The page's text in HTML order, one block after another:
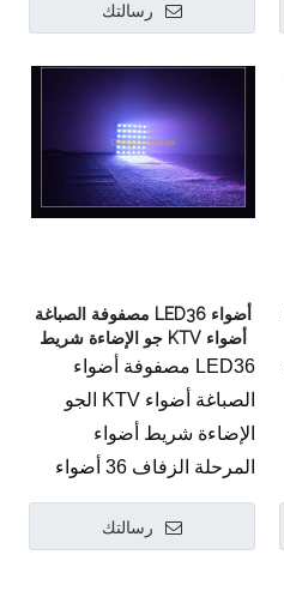
رسالتك
أضواء LED36 مصفوفة الصباغة
أضواء KTV جو الإضاءة شريط
الذهب ماتريكس أضواء
LED36 مصفوفة أضواء
الصباغة أضواء KTV الجو
الإضاءة شريط أضواء
المرحلة الزفاف 36 أضواء
مصفوفة الذهبالجهد: AC-
110V-220V 50 / 60HZ
رسالتك